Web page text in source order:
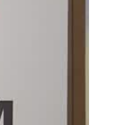
protokole...
Genel Müdürlüğü ile
Genel...
->